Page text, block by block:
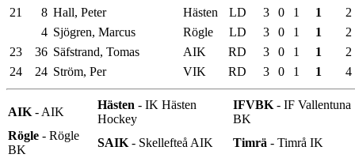
21
8 Hall, Peter Hästen LD 3 0 1 1
2
4 Sjögren, Marcus Rögle LD 3 0 1 1
2
23
36 Säfstrand, Tomas AIK RD 3 0 1 1
2
24
24 Ström, Per VIK RD 3 0 1 1 4
AIK - AIK
Hästen - IK Hästen
Hockey
IFVBK - IF Vallentuna
BK
Rögle - Rögle
BK
SAIK - Skellefteå AIK Timrä - Timrå IK